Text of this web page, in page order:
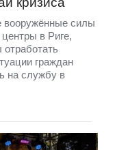
вооружённые силы
в Риге,
граждан
на службу в